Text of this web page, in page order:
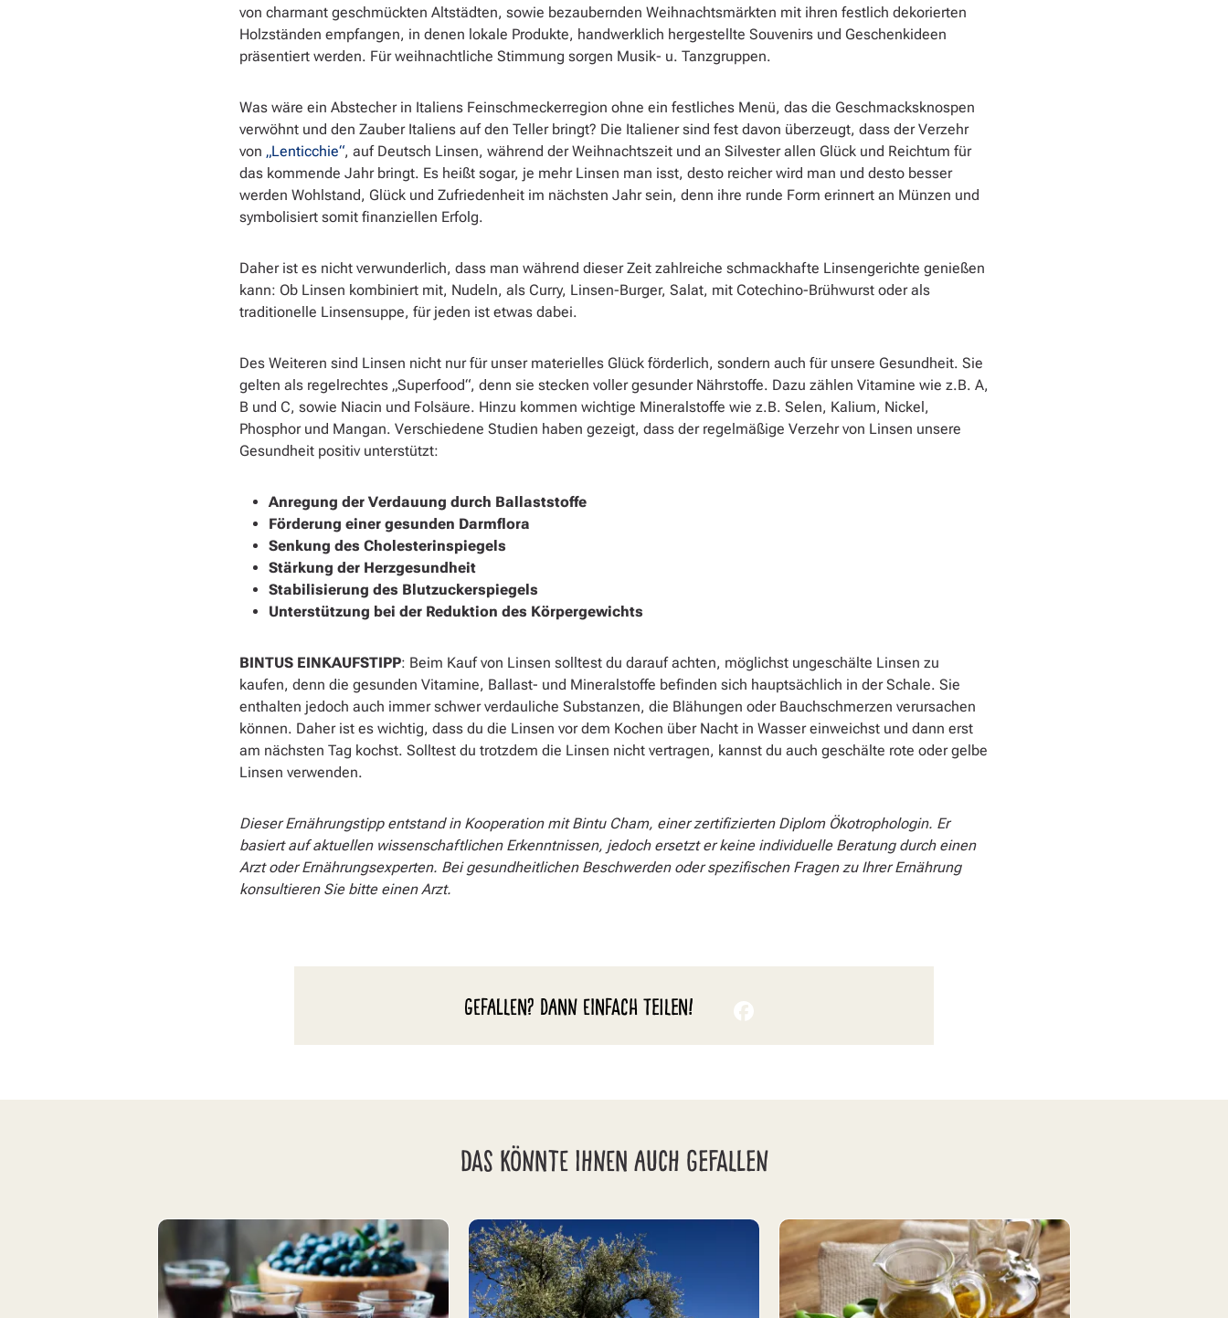
von charmant geschmückten Altstädten, sowie bezaubernden Weihnachtsmärkten mit ihren festlich dekorierten
Holzständen empfangen, in denen lokale Produkte, handwerklich hergestellte Souvenirs und Geschenkideen
präsentiert werden. Für weihnachtliche Stimmung sorgen Musik- u. Tanzgruppen.
Was wäre ein Abstecher in Italiens Feinschmeckerregion ohne ein festliches Menü, das die Geschmacksknospen
verwöhnt und den Zauber Italiens auf den Teller bringt? Die Italiener sind fest davon überzeugt, dass der Verzehr
von „Lenticchie“, auf Deutsch Linsen, während der Weihnachtszeit und an Silvester allen Glück und Reichtum für
das kommende Jahr bringt. Es heißt sogar, je mehr Linsen man isst, desto reicher wird man und desto besser
werden Wohlstand, Glück und Zufriedenheit im nächsten Jahr sein, denn ihre runde Form erinnert an Münzen und
symbolisiert somit finanziellen Erfolg.
Daher ist es nicht verwunderlich, dass man während dieser Zeit zahlreiche schmackhafte Linsengerichte genießen
kann: Ob Linsen kombiniert mit, Nudeln, als Curry, Linsen-Burger, Salat, mit Cotechino-Brühwurst oder als
traditionelle Linsensuppe, für jeden ist etwas dabei.
Des Weiteren sind Linsen nicht nur für unser materielles Glück förderlich, sondern auch für unsere Gesundheit. Sie
gelten als regelrechtes „Superfood“, denn sie stecken voller gesunder Nährstoffe. Dazu zählen Vitamine wie z.B. A,
B und C, sowie Niacin und Folsäure. Hinzu kommen wichtige Mineralstoffe wie z.B. Selen, Kalium, Nickel,
Phosphor und Mangan. Verschiedene Studien haben gezeigt, dass der regelmäßige Verzehr von Linsen unsere
Gesundheit positiv unterstützt:
Anregung der Verdauung durch Ballaststoffe
Förderung einer gesunden Darmflora
Senkung des Cholesterinspiegels
Stärkung der Herzgesundheit
Stabilisierung des Blutzuckerspiegels
Unterstützung bei der Reduktion des Körpergewichts
BINTUS EINKAUFSTIPP: Beim Kauf von Linsen solltest du darauf achten, möglichst ungeschälte Linsen zu
kaufen, denn die gesunden Vitamine, Ballast- und Mineralstoffe befinden sich hauptsächlich in der Schale. Sie
enthalten jedoch auch immer schwer verdauliche Substanzen, die Blähungen oder Bauchschmerzen verursachen
können. Daher ist es wichtig, dass du die Linsen vor dem Kochen über Nacht in Wasser einweichst und dann erst
am nächsten Tag kochst. Solltest du trotzdem die Linsen nicht vertragen, kannst du auch geschälte rote oder gelbe
Linsen verwenden.
Dieser Ernährungstipp entstand in Kooperation mit Bintu Cham, einer zertifizierten Diplom Ökotrophologin. Er
basiert auf aktuellen wissenschaftlichen Erkenntnissen, jedoch ersetzt er keine individuelle Beratung durch einen
Arzt oder Ernährungsexperten. Bei gesundheitlichen Beschwerden oder spezifischen Fragen zu Ihrer Ernährung
konsultieren Sie bitte einen Arzt.
GEFALLEN? DANN EINFACH TEILEN!
DAS KÖNNTE IHNEN AUCH GEFALLEN